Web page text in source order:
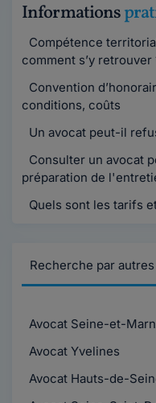
Informations
Compétence
comment s’y retrouver
Convention
conditions, coûts
Un avocat peut-il
Consulter un avocat
préparation de
Quels sont les tarifs
Recherche par
Avocat Seine-et-
Avocat Yvelines
Avocat Hauts-de-